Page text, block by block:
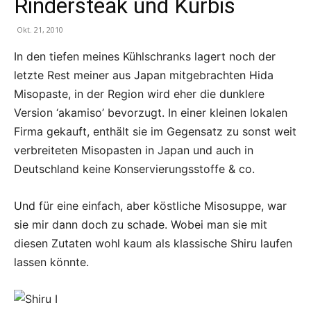
Rindersteak und Kürbis
Okt. 21, 2010
In den tiefen meines Kühlschranks lagert noch der
letzte Rest meiner aus Japan mitgebrachten Hida
Misopaste, in der Region wird eher die dunklere
Version ‘akamiso’ bevorzugt. In einer kleinen lokalen
Firma gekauft, enthält sie im Gegensatz zu sonst weit
verbreiteten Misopasten in Japan und auch in
Deutschland keine Konservierungsstoffe & co.
Und für eine einfach, aber köstliche Misosuppe, war
sie mir dann doch zu schade. Wobei man sie mit
diesen Zutaten wohl kaum als klassische Shiru laufen
lassen könnte.